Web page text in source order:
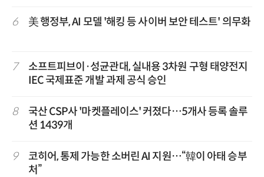
6 美 행정부, AI 모델 '해킹 등 사이버 보안 테스트' 의무화
7
소프트피브이·성균관대, 실내용 3차원 구형 태양전지
IEC 국제표준 개발 과제 공식 승인
8
국산 CSP사 '마켓플레이스' 커졌다…5개사 등록 솔루
션 1439개
9
코히어, 통제 가능한 소버린 AI 지원…“韓이 아태 승부
처”